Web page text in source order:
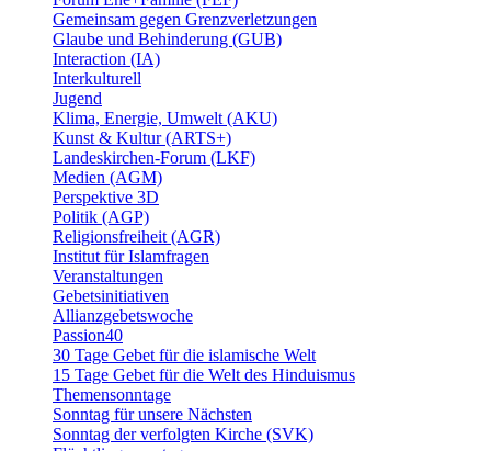
Gemeinsam gegen Grenzverletzungen
Glaube und Behinderung (GUB)
Interaction (IA)
Interkulturell
Jugend
Klima, Energie, Umwelt (AKU)
Kunst & Kultur (ARTS+)
Landeskirchen-Forum (LKF)
Medien (AGM)
Perspektive 3D
Politik (AGP)
Religionsfreiheit (AGR)
Institut für Islamfragen
Veranstaltungen
Gebetsinitiativen
Allianzgebetswoche
Passion40
30 Tage Gebet für die islamische Welt
15 Tage Gebet für die Welt des Hinduismus
Themensonntage
Sonntag für unsere Nächsten
Sonntag der verfolgten Kirche (SVK)